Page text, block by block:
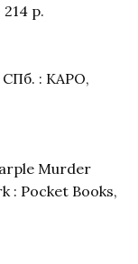
p.
: КАРО,
Murder
: Pocket Books,